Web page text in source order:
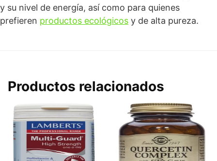
y su nivel de energía, así como para quienes
prefieren productos ecológicos y de alta pureza.
Productos relacionados